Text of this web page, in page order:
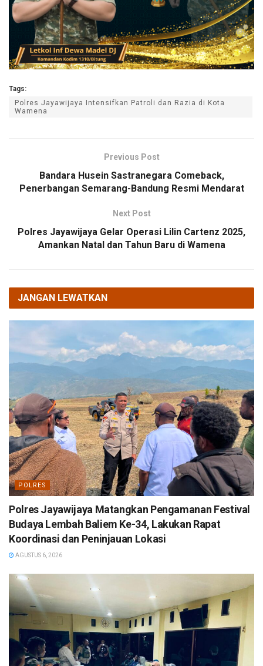
Tags:
Polres Jayawijaya Intensifkan Patroli dan Razia di Kota
Wamena
Previous Post
Bandara Husein Sastranegara Comeback,
Penerbangan Semarang-Bandung Resmi Mendarat
Next Post
Polres Jayawijaya Gelar Operasi Lilin Cartenz 2025,
Amankan Natal dan Tahun Baru di Wamena
JANGAN LEWATKAN
POLRES
Polres Jayawijaya Matangkan Pengamanan Festival
Budaya Lembah Baliem Ke-34, Lakukan Rapat
Koordinasi dan Peninjauan Lokasi
AGUSTUS 6, 2026